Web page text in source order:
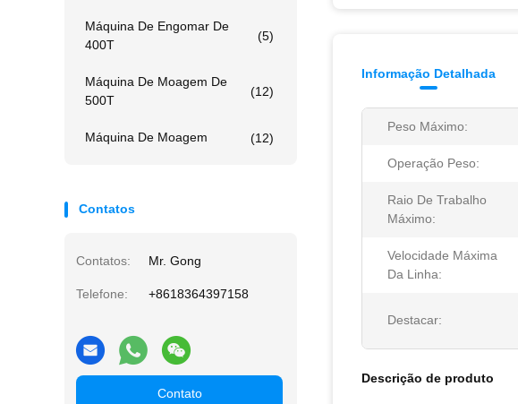
Máquina De Engomar De
400T
(5)
Máquina De Moagem De
500T
(12)
Máquina De Moagem (12)
Contatos
Contatos: Mr. Gong
Telefone: +8618364397158
Contato
Informação Detalhada
Peso Máximo:
Operação Peso:
Raio De Trabalho
Máximo:
Velocidade Máxima
Da Linha:
Destacar:
Descrição de produto